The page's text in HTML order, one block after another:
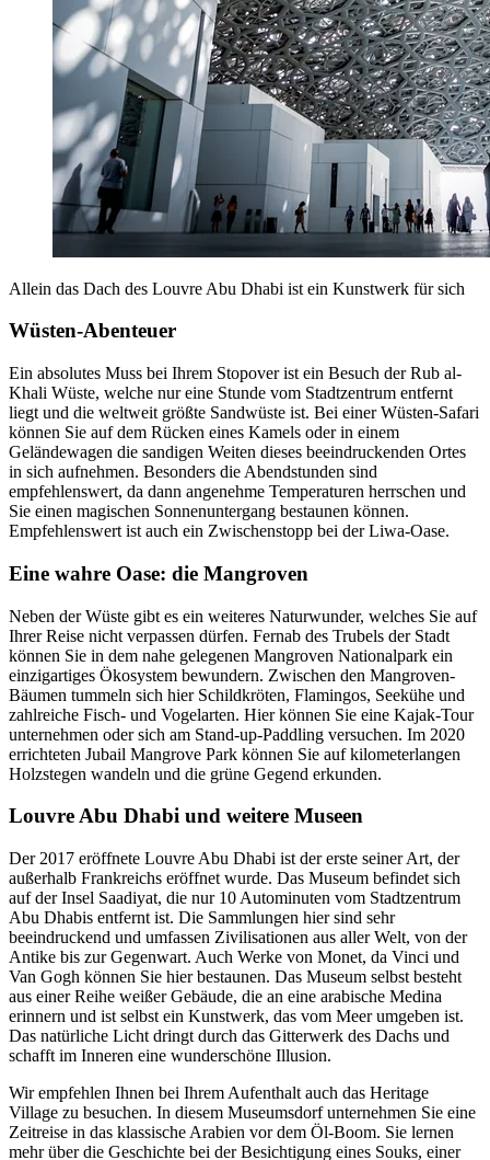
Allein das Dach des Louvre Abu Dhabi ist ein Kunstwerk für sich
Wüsten-Abenteuer
Ein absolutes Muss bei Ihrem Stopover ist ein Besuch der Rub al-
Khali Wüste, welche nur eine Stunde vom Stadtzentrum entfernt
liegt und die weltweit größte Sandwüste ist. Bei einer Wüsten-Safari
können Sie auf dem Rücken eines Kamels oder in einem
Geländewagen die sandigen Weiten dieses beeindruckenden Ortes
in sich aufnehmen. Besonders die Abendstunden sind
empfehlenswert, da dann angenehme Temperaturen herrschen und
Sie einen magischen Sonnenuntergang bestaunen können.
Empfehlenswert ist auch ein Zwischenstopp bei der Liwa-Oase.
Eine wahre Oase: die Mangroven
Neben der Wüste gibt es ein weiteres Naturwunder, welches Sie auf
Ihrer Reise nicht verpassen dürfen. Fernab des Trubels der Stadt
können Sie in dem nahe gelegenen Mangroven Nationalpark ein
einzigartiges Ökosystem bewundern. Zwischen den Mangroven-
Bäumen tummeln sich hier Schildkröten, Flamingos, Seekühe und
zahlreiche Fisch- und Vogelarten. Hier können Sie eine Kajak-Tour
unternehmen oder sich am Stand-up-Paddling versuchen. Im 2020
errichteten Jubail Mangrove Park können Sie auf kilometerlangen
Holzstegen wandeln und die grüne Gegend erkunden.
Louvre Abu Dhabi und weitere Museen
Der 2017 eröffnete Louvre Abu Dhabi ist der erste seiner Art, der
außerhalb Frankreichs eröffnet wurde. Das Museum befindet sich
auf der Insel Saadiyat, die nur 10 Autominuten vom Stadtzentrum
Abu Dhabis entfernt ist. Die Sammlungen hier sind sehr
beeindruckend und umfassen Zivilisationen aus aller Welt, von der
Antike bis zur Gegenwart. Auch Werke von Monet, da Vinci und
Van Gogh können Sie hier bestaunen. Das Museum selbst besteht
aus einer Reihe weißer Gebäude, die an eine arabische Medina
erinnern und ist selbst ein Kunstwerk, das vom Meer umgeben ist.
Das natürliche Licht dringt durch das Gitterwerk des Dachs und
schafft im Inneren eine wunderschöne Illusion.
Wir empfehlen Ihnen bei Ihrem Aufenthalt auch das Heritage
Village zu besuchen. In diesem Museumsdorf unternehmen Sie eine
Zeitreise in das klassische Arabien vor dem Öl-Boom. Sie lernen
mehr über die Geschichte bei der Besichtigung eines Souks, einer